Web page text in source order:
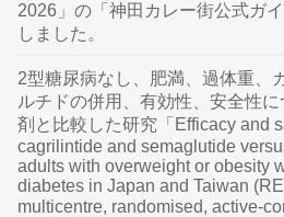
2026」の「神田カレー街公式ガ
しました。
2型糖尿病なし、肥満、過体重、
ルチドの併用、有効性、安全性
剤と比較した研究「Efficacy and
cagrilintide and semaglutide
adults with overweight or obesity
diabetes in Japan and Taiwan
multicentre, randomised, active-